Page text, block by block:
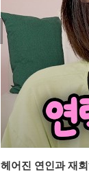
헤어진 연인과 재